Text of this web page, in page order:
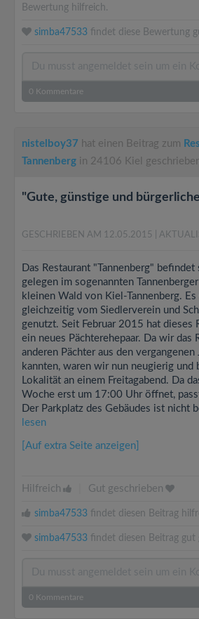
Bewertung hilfreich.
simba47533 findet diese Bewertung
0 Kommentare
nistelboy37 hat einen Beitrag zum
Tannenberg in 24106 Kiel
"Gute, günstige und
GESCHRIEBEN AM 12.05.2015 |
Das Restaurant "Tannenberg"
gelegen im sogenannten
kleinen Wald von Kiel-Tannenberg.
gleichzeitig vom Siedlerverein und
genutzt. Seit Februar 2015 hat dieses
ein neues Pächterehepaar. Da wir das
anderen Pächter aus den vergangenen
kannten, waren wir nun neugierig und
Lokalität an einem Freitagabend. Da
Woche erst um 17:00 Uhr öffnet,
Der Parkplatz des Gebäudes ist nicht
lesen
[Auf extra Seite anzeigen]
Hilfreich Gut geschrieben
simba47533 findet diesen Beitrag
simba47533 findet diesen Beitrag gut
0 Kommentare